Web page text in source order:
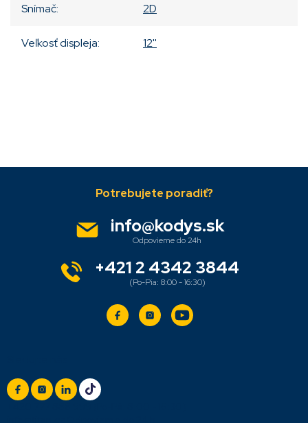
Snímač: 2D
Veľkosť displeja: 12''
info@kodys.sk
+421 2 4342 3844